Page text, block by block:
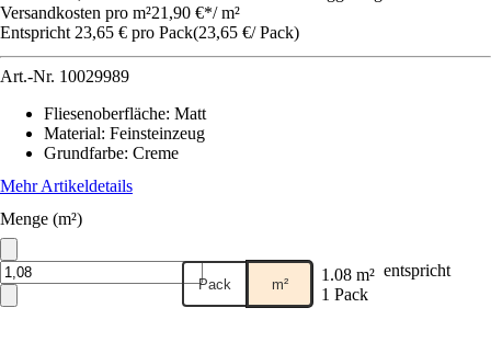
Versandkosten pro m²21,90 €*/ m²
Entspricht 23,65 € pro Pack(23,65 €/ Pack)
Art.-Nr. 10029989
Fliesenoberfläche: Matt
Material: Feinsteinzeug
Grundfarbe: Creme
Mehr Artikeldetails
Menge (m²)
Pack m² 1.08 m² entspricht
1 Pack